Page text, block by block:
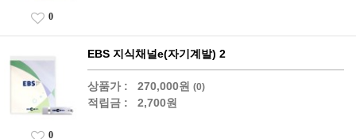
0
EBS 지식채널e(자기계발) 2
상품가 : 270,000원 (0)
적립금 : 2,700원
0